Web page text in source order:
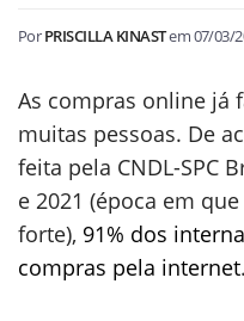
PorPRISCILLA KINASTem07/03/
As compras online já
muitas pessoas. De
feita pela CNDL-SPC
e 2021 (época em
forte), 91% dos
compras pela internet.